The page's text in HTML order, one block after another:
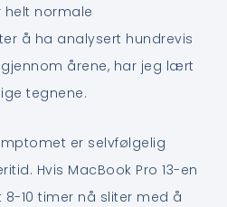
helt normale
å ha analysert hundrevis
årene, har jeg lært
tegnene.
er selvfølgelig
Hvis MacBook Pro 13-en
10 timer nå sliter med å